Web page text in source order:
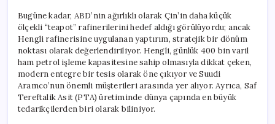
Bugüne kadar, ABD’nin ağırlıklı olarak Çin’in daha küçük
ölçekli “teapot” rafinerilerini hedef aldığı görülüyordu; ancak
Hengli rafinerisine uygulanan yaptırım, stratejik bir dönüm
noktası olarak değerlendiriliyor. Hengli, günlük 400 bin varil
ham petrol işleme kapasitesine sahip olmasıyla dikkat çeken,
modern entegre bir tesis olarak öne çıkıyor ve Suudi
Aramco’nun önemli müşterileri arasında yer alıyor. Ayrıca, Saf
Tereftalik Asit (PTA) üretiminde dünya çapında en büyük
tedarikçilerden biri olarak biliniyor.